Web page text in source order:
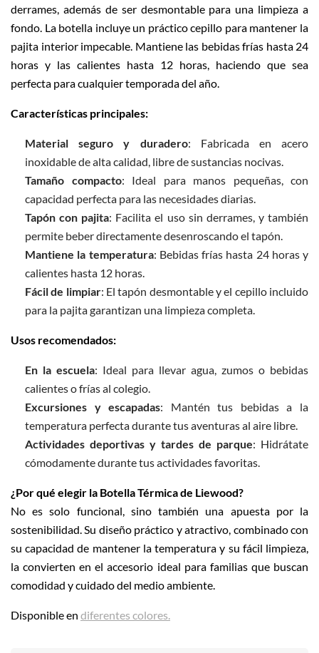
derrames, además de ser desmontable para una limpieza a
fondo. La botella incluye un práctico cepillo para mantener la
pajita interior impecable. Mantiene las bebidas frías hasta 24
horas y las calientes hasta 12 horas, haciendo que sea
perfecta para cualquier temporada del año.
Características principales:
Material seguro y duradero: Fabricada en acero
inoxidable de alta calidad, libre de sustancias nocivas.
Tamaño compacto: Ideal para manos pequeñas, con
capacidad perfecta para las necesidades diarias.
Tapón con pajita: Facilita el uso sin derrames, y también
permite beber directamente desenroscando el tapón.
Mantiene la temperatura: Bebidas frías hasta 24 horas y
calientes hasta 12 horas.
Fácil de limpiar: El tapón desmontable y el cepillo incluido
para la pajita garantizan una limpieza completa.
Usos recomendados:
En la escuela: Ideal para llevar agua, zumos o bebidas
calientes o frías al colegio.
Excursiones y escapadas: Mantén tus bebidas a la
temperatura perfecta durante tus aventuras al aire libre.
Actividades deportivas y tardes de parque: Hidrátate
cómodamente durante tus actividades favoritas.
¿Por qué elegir la Botella Térmica de Liewood?
No es solo funcional, sino también una apuesta por la
sostenibilidad. Su diseño práctico y atractivo, combinado con
su capacidad de mantener la temperatura y su fácil limpieza,
la convierten en el accesorio ideal para familias que buscan
comodidad y cuidado del medio ambiente.
Disponible en diferentes colores.